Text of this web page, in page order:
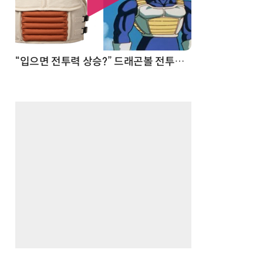
“입으면 전투력 상승?” 드래곤볼 전투복 닮은 중량조끼